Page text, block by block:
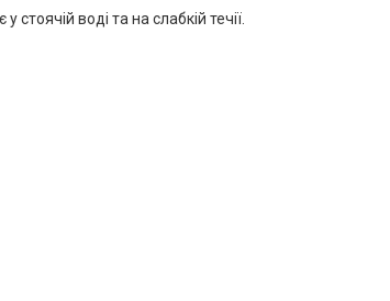
воді та на слабкій течії.